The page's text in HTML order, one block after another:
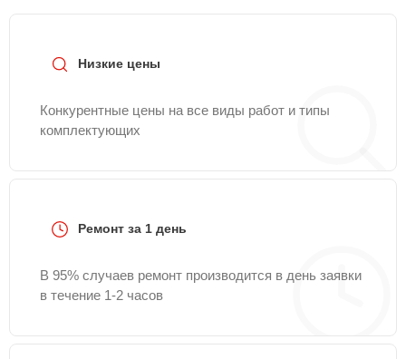
Низкие цены
Конкурентные цены на все виды работ и типы
комплектующих
Ремонт за 1 день
В 95% случаев ремонт производится в день заявки
в течение 1-2 часов